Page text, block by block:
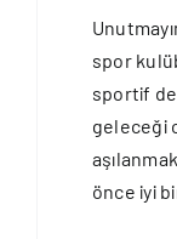
spor
sportif
geleceği
önce iyi